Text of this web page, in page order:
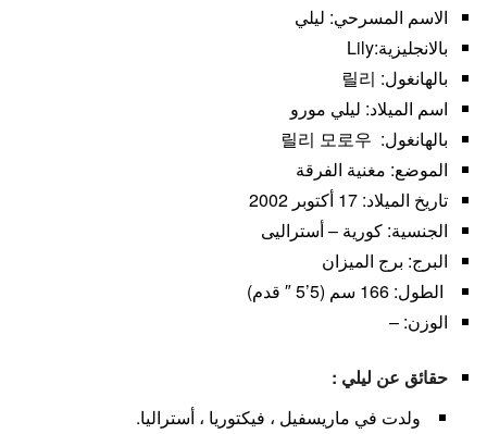
الاسم المسرحي: ليلي
بالانجليزية:Lily
بالهانغول: 릴리
اسم الميلاد: ليلي مورو
بالهانغول: 릴리 모로우
الموضع: مغنية الفرقة
تاريخ الميلاد: 17 أكتوبر 2002
الجنسية: كورية – أستراليى
البرج: برج الميزان
الطول: 166 سم (5’5 ″ قدم)
الوزن: –
حقائق عن ليلي :
ولدت في ماريسفيل ، فيكتوريا ، أستراليا.